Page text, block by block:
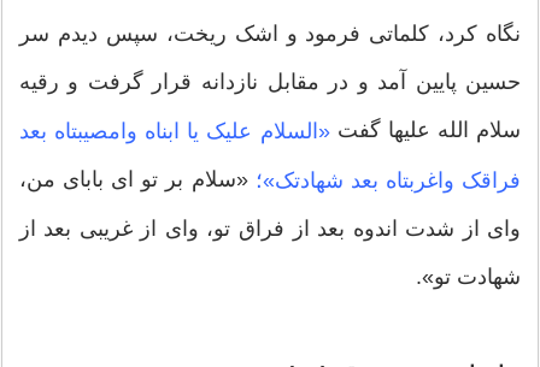
نگاه کرد، کلماتی فرمود و اشک ریخت، سپس دیدم سر
حسین پایین آمد و در مقابل نازدانه قرار گرفت و رقیه
سلام الله علیها گفت «السلام علیک یا ابناه وامصیبتاه بعد
فراقک واغربتاه بعد شهادتک»؛ «سلام بر تو ای بابای من،
وای از شدت اندوه بعد از فراق تو، وای از غریبی بعد از
شهادت تو».